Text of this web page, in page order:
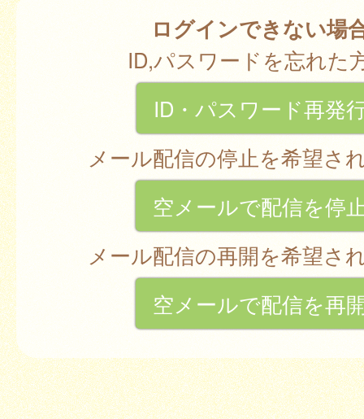
ログインできない場
ID,パスワードを忘れた
ID・パスワード再発
メール配信の停止を希望さ
空メールで配信を停
メール配信の再開を希望さ
空メールで配信を再